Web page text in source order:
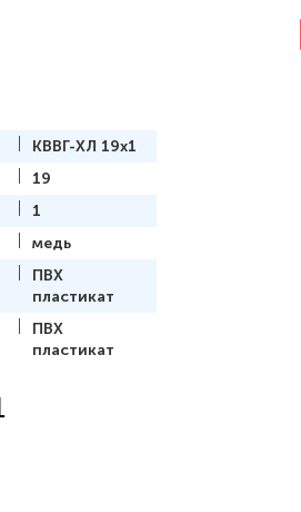
КВВГ-ХЛ 19х1
19
1
медь
ПВХ
пластикат
ПВХ
пластикат